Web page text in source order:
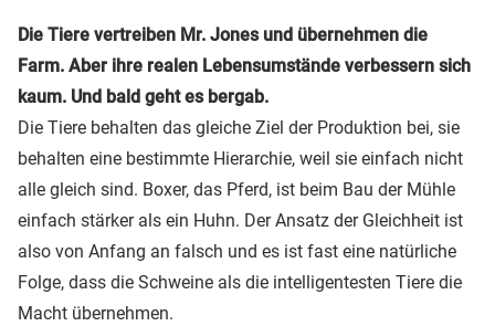
Die Tiere vertreiben Mr. Jones und übernehmen die
Farm. Aber ihre realen Lebensumstände verbessern sich
kaum. Und bald geht es bergab.
Die Tiere behalten das gleiche Ziel der Produktion bei, sie
behalten eine bestimmte Hierarchie, weil sie einfach nicht
alle gleich sind. Boxer, das Pferd, ist beim Bau der Mühle
einfach stärker als ein Huhn. Der Ansatz der Gleichheit ist
also von Anfang an falsch und es ist fast eine natürliche
Folge, dass die Schweine als die intelligentesten Tiere die
Macht übernehmen.